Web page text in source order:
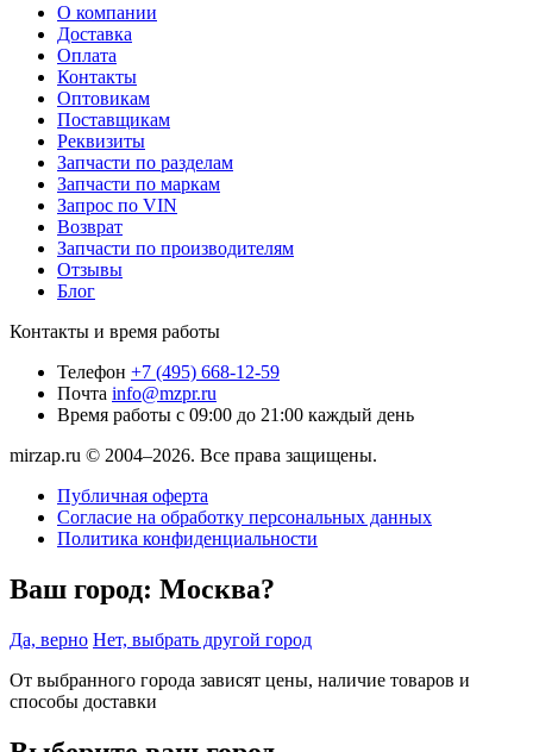
О компании
Доставка
Оплата
Контакты
Оптовикам
Поставщикам
Реквизиты
Запчасти по разделам
Запчасти по маркам
Запрос по VIN
Возврат
Запчасти по производителям
Отзывы
Блог
Контакты и время работы
Телефон +7 (495) 668-12-59
Почта info@mzpr.ru
Время работы с 09:00 до 21:00 каждый день
mirzap.ru © 2004–2026. Все права защищены.
Публичная оферта
Согласие на обработку персональных данных
Политика конфиденциальности
Ваш город: Москва?
Да, верно Нет, выбрать другой город
От выбранного города зависят цены, наличие товаров и
способы доставки